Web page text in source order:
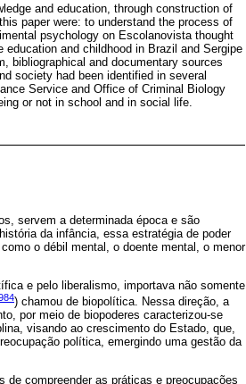
and education, through construction of
paper were: to understand the process of
psychology on Escolanovista thought
and childhood in Brazil and Sergipe
bibliographical and documentary sources
society had been identified in several
Service and Office of Criminal Biology
or not in school and in social life.
servem a determinada época e são
da infância, essa estratégia de poder
o débil mental, o doente mental, o menor
e pelo liberalismo, importava não somente
) chamou de biopolítica. Nessa direção, a
por meio de biopoderes caracterizou-se
visando ao crescimento do Estado, que,
política, emergindo uma gestão da
compreender as práticas e preocupações